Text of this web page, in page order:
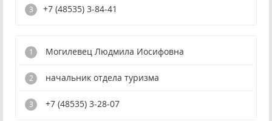
+7 (48535) 3-84-41
Могилевец Людмила Иосифовна
начальник отдела туризма
+7 (48535) 3-28-07